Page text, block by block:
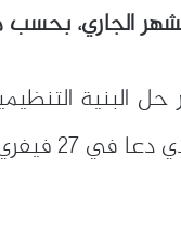
الجاري، بحسب ما
البنية
مع الدولة التركية.